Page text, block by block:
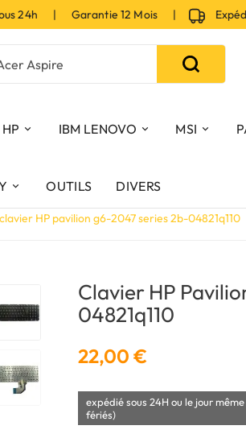
24h | Garantie 12 Mois |
HP IBM LENOVO MSI
OUTILS DIVERS
clavier HP pavilion g6-2047 series 2b-04821q110
Clavier HP
04821q110
22,00 €
expédié sous 24H ou le jour
fériés)